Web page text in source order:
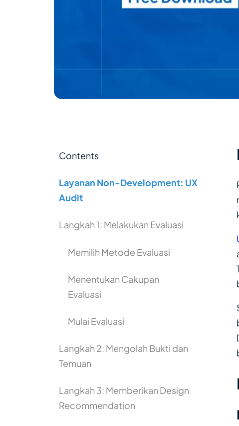
Contents
Layanan Non-Development: UX
Audit
Langkah 1: Melakukan Evaluasi
Memilih Metode Evaluasi
Menentukan Cakupan
Evaluasi
Mulai Evaluasi
Langkah 2: Mengolah Bukti dan
Temuan
Langkah 3: Memberikan Design
Recommendation